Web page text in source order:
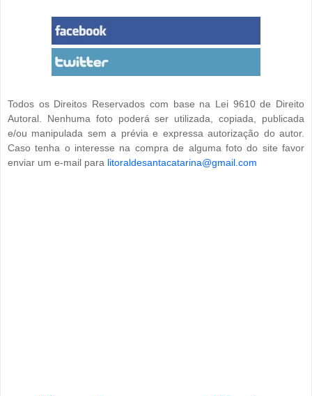
Todos os Direitos Reservados com base na Lei 9610 de Direito
Autoral. Nenhuma foto poderá ser utilizada, copiada, publicada
e/ou manipulada sem a prévia e expressa autorização do autor.
Caso tenha o interesse na compra de alguma foto do site favor
enviar um e-mail para litoraldesantacatarina@gmail.com